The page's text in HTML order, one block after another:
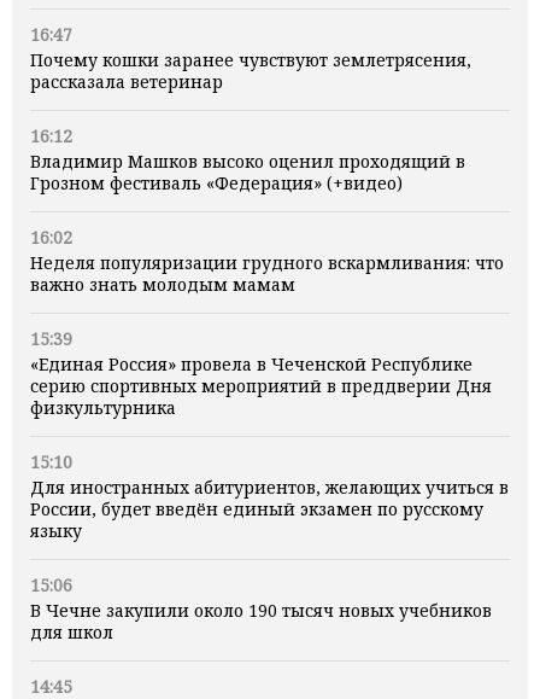
16:47
Почему кошки заранее чувствуют землетрясения,
рассказала ветеринар
16:12
Владимир Машков высоко оценил проходящий в
Грозном фестиваль «Федерация» (+видео)
16:02
Неделя популяризации грудного вскармливания: что
важно знать молодым мамам
15:39
«Единая Россия» провела в Чеченской Республике
серию спортивных мероприятий в преддверии Дня
физкультурника
15:10
Для иностранных абитуриентов, желающих учиться в
России, будет введён единый экзамен по русскому
языку
15:06
В Чечне закупили около 190 тысяч новых учебников
для школ
14:45